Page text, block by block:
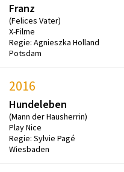
Franz
(Felices Vater)
X-Filme
Regie: Agnieszka Holland
Potsdam
2016
Hundeleben
(Mann der Hausherrin)
Play Nice
Regie: Sylvie Pagé
Wiesbaden